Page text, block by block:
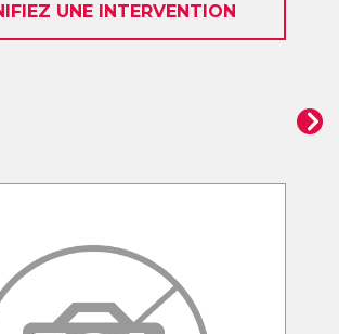
UNE INTERVENTION